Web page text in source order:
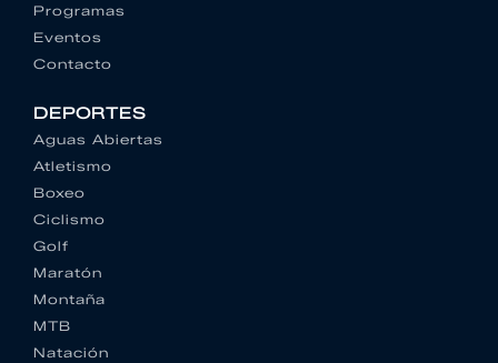
Programas
Eventos
Contacto
DEPORTES
Aguas Abiertas
Atletismo
Boxeo
Ciclismo
Golf
Maratón
Montaña
MTB
Natación